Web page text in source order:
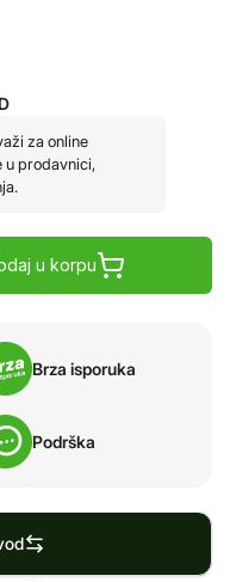
za online
u prodavnici,
u korpu
Brza isporuka
Podrška